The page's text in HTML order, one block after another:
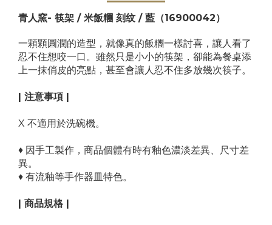
青人窯- 筷架 / 米飯糰 刻纹 / 藍 （16900042）
一顆顆圓潤的造型，就像真的飯糰一樣討喜，讓人看了
忍不住想咬一口。 雖然只是小小的筷架，卻能為餐桌添
上一抹俏皮的亮點，甚至會讓人忍不住多放幾次筷子。
| 注意事項 |
X 不適用於洗碗機。
♦ 因手工製作，商品個體有時有釉色濃淡差異、尺寸差
異。
♦ 有流釉等手作器皿特色。
| 商品規格 |